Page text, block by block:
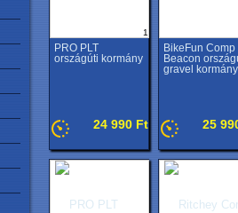
1
PRO PLT
országúti kormány
24 990 Ft
BikeFun Comp
Beacon
gravel kormány
25